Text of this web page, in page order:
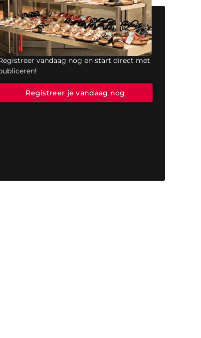
jij ook een blog plaatsen op onze
platform biedt jou de perfecte
om jouw stem te laten horen.
vandaag nog en start direct met
Registreer je vandaag nog